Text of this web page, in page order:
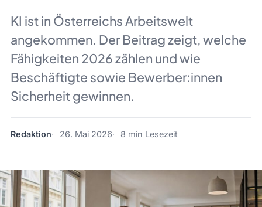
KI ist in Österreichs Arbeitswelt
angekommen. Der Beitrag zeigt, welche
Fähigkeiten 2026 zählen und wie
Beschäftigte sowie Bewerber:innen
Sicherheit gewinnen.
Redaktion 26. Mai 2026 8 min Lesezeit